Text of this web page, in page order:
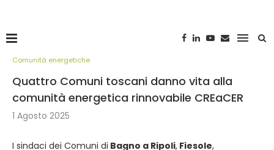
Comunità energetiche
Quattro Comuni toscani danno vita alla
comunità energetica rinnovabile CREaCER
1 Agosto 2025
I sindaci dei Comuni di Bagno a Ripoli, Fiesole,